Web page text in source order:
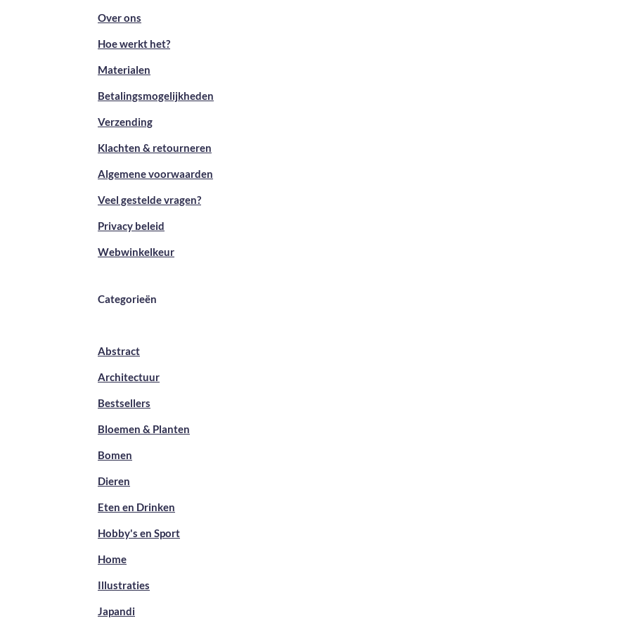
Over ons
Hoe werkt het?
Materialen
Betalingsmogelijkheden
Verzending
Klachten & retourneren
Algemene voorwaarden
Veel gestelde vragen?
Privacy beleid
Webwinkelkeur
Categorieën
Abstract
Architectuur
Bestsellers
Bloemen & Planten
Bomen
Dieren
Eten en Drinken
Hobby's en Sport
Home
Illustraties
Japandi